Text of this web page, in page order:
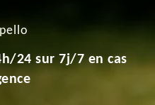
24 sur 7j/7 en cas